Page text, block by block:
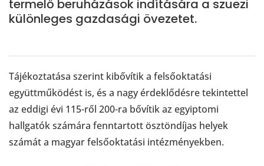
termelő beruházások indítására a szuezi
különleges gazdasági övezetet.
Tájékoztatása szerint kibővítik a felsőoktatási
együttműködést is, és a nagy érdeklődésre tekintettel
az eddigi évi 115-ről 200-ra bővítik az egyiptomi
hallgatók számára fenntartott ösztöndíjas helyek
számát a magyar felsőoktatási intézményekben.